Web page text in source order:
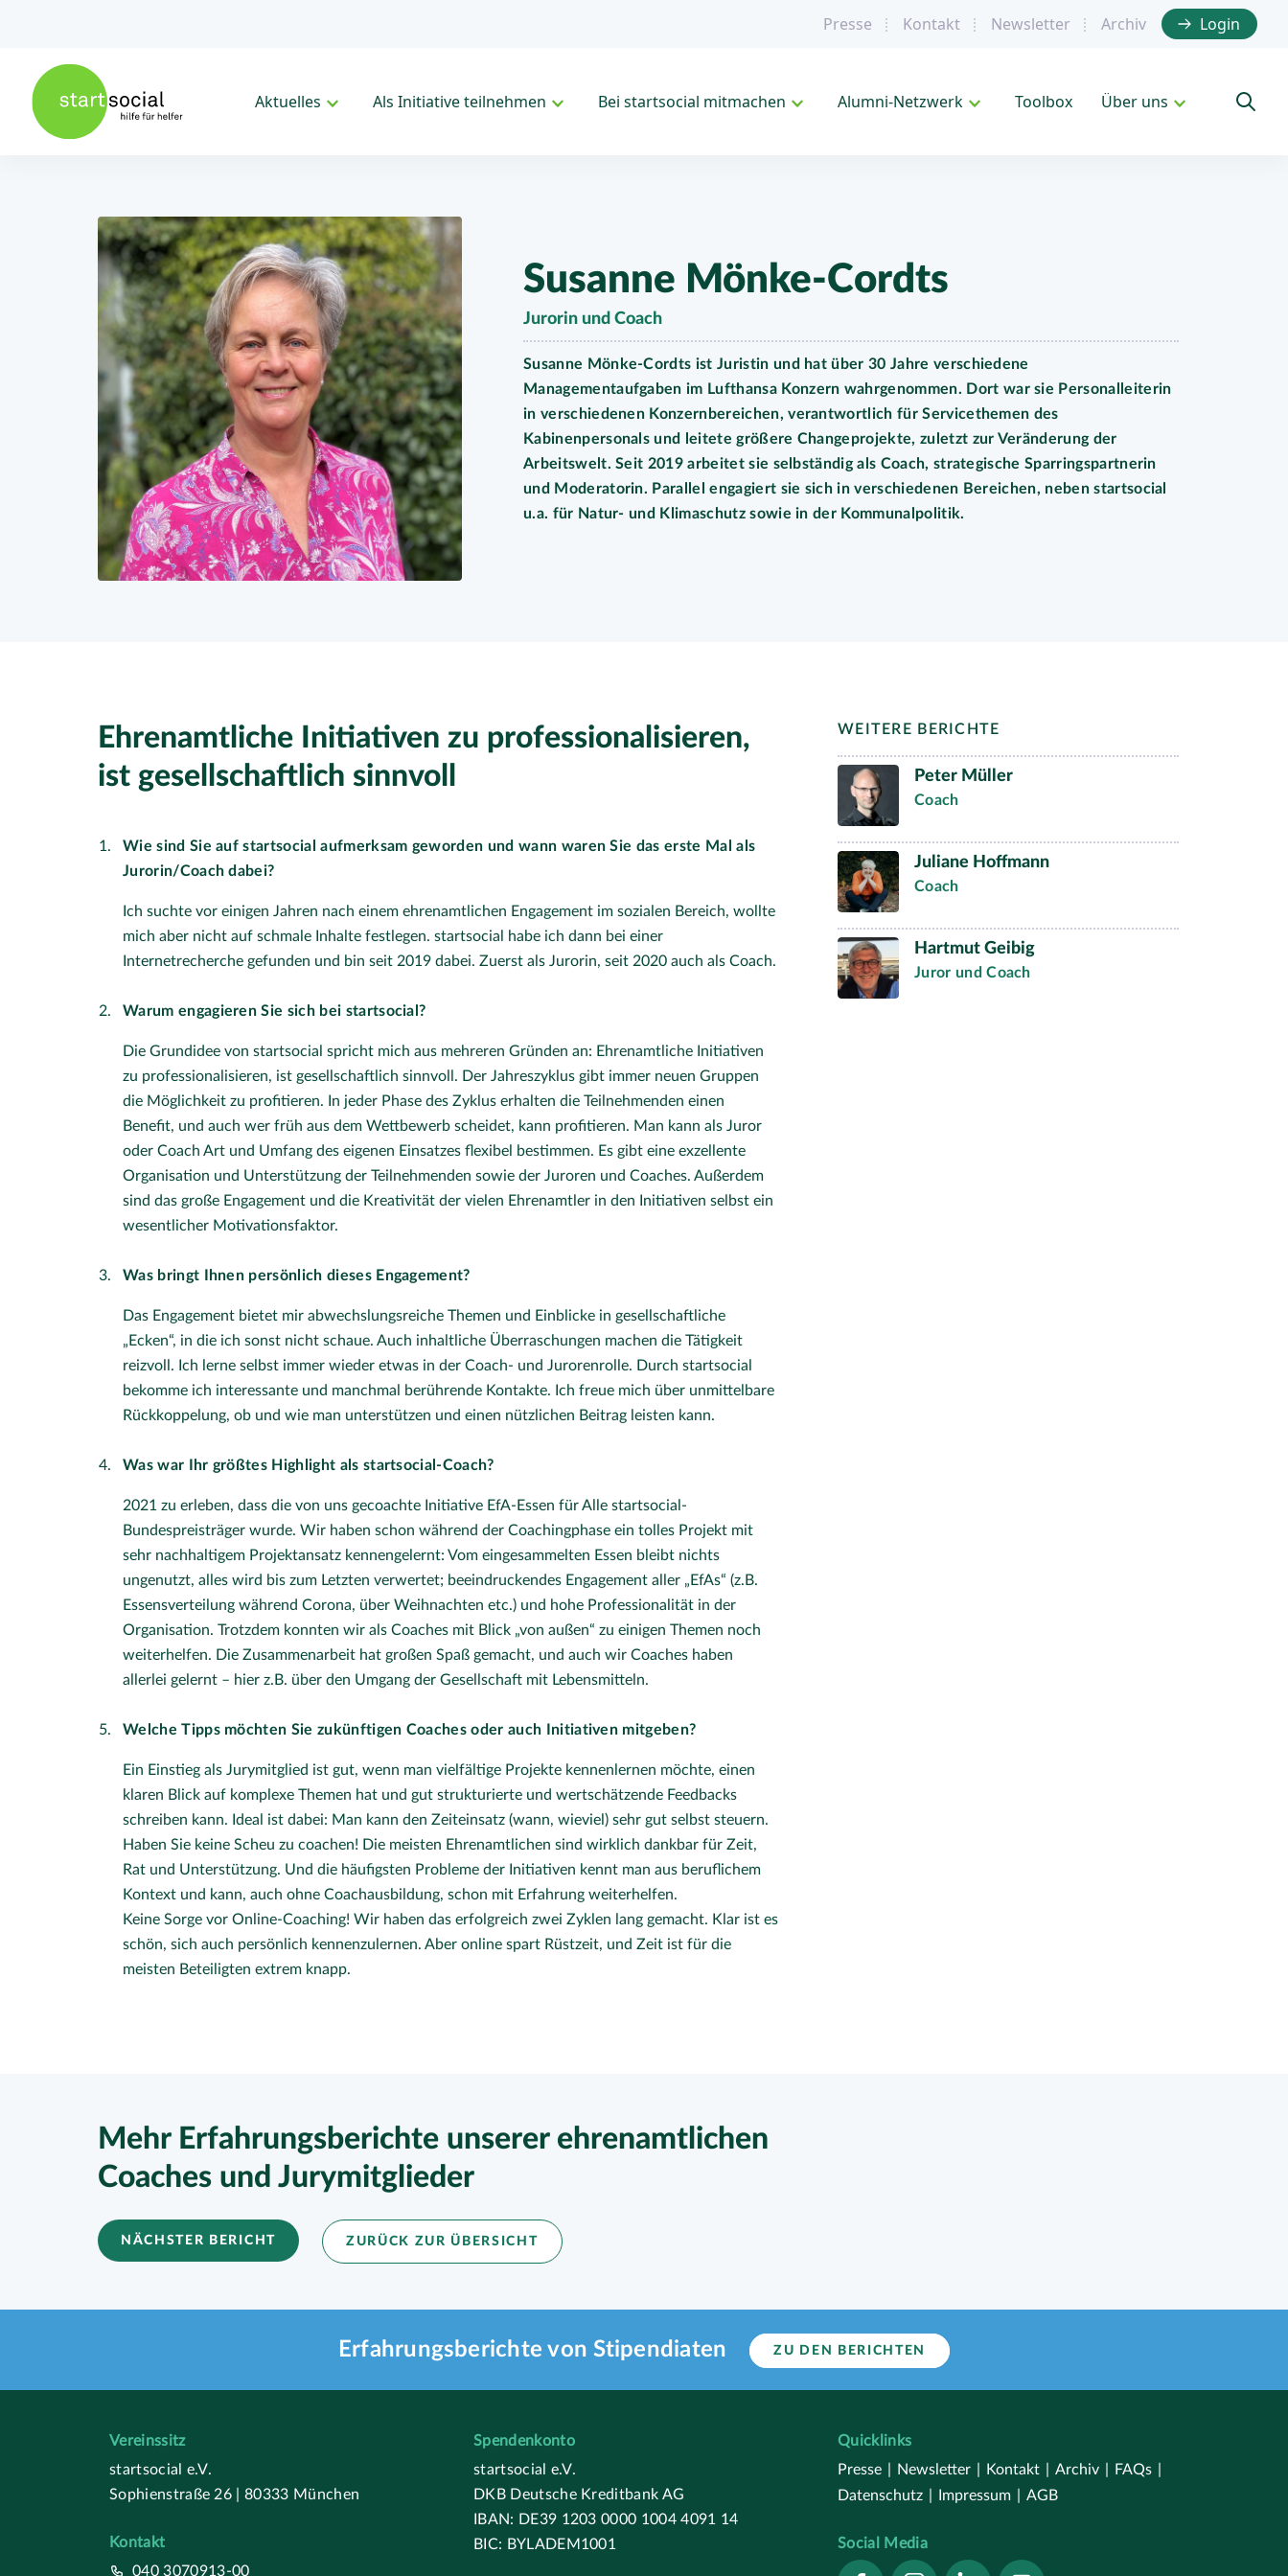
Presse Kontakt Newsletter Archiv Login
Aktuelles Als Initiative teilnehmen Bei startsocial mitmachen Alumni-Netzwerk Toolbox Über uns
Susanne Mönke-Cordts
Jurorin und Coach
Susanne Mönke-Cordts ist Juristin und hat über 30 Jahre verschiedene
Managementaufgaben im Lufthansa Konzern wahrgenommen. Dort war sie Personalleiterin
in verschiedenen Konzernbereichen, verantwortlich für Servicethemen des
Kabinenpersonals und leitete größere Changeprojekte, zuletzt zur Veränderung der
Arbeitswelt. Seit 2019 arbeitet sie selbständig als Coach, strategische Sparringspartnerin
und Moderatorin. Parallel engagiert sie sich in verschiedenen Bereichen, neben startsocial
u.a. für Natur- und Klimaschutz sowie in der Kommunalpolitik.
Ehrenamtliche Initiativen zu professionalisieren,
ist gesellschaftlich sinnvoll
Wie sind Sie auf startsocial aufmerksam geworden und wann waren Sie das erste Mal als
Jurorin/Coach dabei?
Ich suchte vor einigen Jahren nach einem ehrenamtlichen Engagement im sozialen Bereich, wollte
mich aber nicht auf schmale Inhalte festlegen. startsocial habe ich dann bei einer
Internetrecherche gefunden und bin seit 2019 dabei. Zuerst als Jurorin, seit 2020 auch als Coach.
Warum engagieren Sie sich bei startsocial?
Die Grundidee von startsocial spricht mich aus mehreren Gründen an: Ehrenamtliche Initiativen
zu professionalisieren, ist gesellschaftlich sinnvoll. Der Jahreszyklus gibt immer neuen Gruppen
die Möglichkeit zu profitieren. In jeder Phase des Zyklus erhalten die Teilnehmenden einen
Benefit, und auch wer früh aus dem Wettbewerb scheidet, kann profitieren. Man kann als Juror
oder Coach Art und Umfang des eigenen Einsatzes flexibel bestimmen. Es gibt eine exzellente
Organisation und Unterstützung der Teilnehmenden sowie der Juroren und Coaches. Außerdem
sind das große Engagement und die Kreativität der vielen Ehrenamtler in den Initiativen selbst ein
wesentlicher Motivationsfaktor.
Was bringt Ihnen persönlich dieses Engagement?
Das Engagement bietet mir abwechslungsreiche Themen und Einblicke in gesellschaftliche
„Ecken“, in die ich sonst nicht schaue. Auch inhaltliche Überraschungen machen die Tätigkeit
reizvoll. Ich lerne selbst immer wieder etwas in der Coach- und Jurorenrolle. Durch startsocial
bekomme ich interessante und manchmal berührende Kontakte. Ich freue mich über unmittelbare
Rückkoppelung, ob und wie man unterstützen und einen nützlichen Beitrag leisten kann.
Was war Ihr größtes Highlight als startsocial-Coach?
2021 zu erleben, dass die von uns gecoachte Initiative EfA-Essen für Alle startsocial-
Bundespreisträger wurde. Wir haben schon während der Coachingphase ein tolles Projekt mit
sehr nachhaltigem Projektansatz kennengelernt: Vom eingesammelten Essen bleibt nichts
ungenutzt, alles wird bis zum Letzten verwertet; beeindruckendes Engagement aller „EfAs“ (z.B.
Essensverteilung während Corona, über Weihnachten etc.) und hohe Professionalität in der
Organisation. Trotzdem konnten wir als Coaches mit Blick „von außen“ zu einigen Themen noch
weiterhelfen. Die Zusammenarbeit hat großen Spaß gemacht, und auch wir Coaches haben
allerlei gelernt – hier z.B. über den Umgang der Gesellschaft mit Lebensmitteln.
Welche Tipps möchten Sie zukünftigen Coaches oder auch Initiativen mitgeben?
Ein Einstieg als Jurymitglied ist gut, wenn man vielfältige Projekte kennenlernen möchte, einen
klaren Blick auf komplexe Themen hat und gut strukturierte und wertschätzende Feedbacks
schreiben kann. Ideal ist dabei: Man kann den Zeiteinsatz (wann, wieviel) sehr gut selbst steuern.
Haben Sie keine Scheu zu coachen! Die meisten Ehrenamtlichen sind wirklich dankbar für Zeit,
Rat und Unterstützung. Und die häufigsten Probleme der Initiativen kennt man aus beruflichem
Kontext und kann, auch ohne Coachausbildung, schon mit Erfahrung weiterhelfen.
Keine Sorge vor Online-Coaching! Wir haben das erfolgreich zwei Zyklen lang gemacht. Klar ist es
schön, sich auch persönlich kennenzulernen. Aber online spart Rüstzeit, und Zeit ist für die
meisten Beteiligten extrem knapp.
WEITERE BERICHTE
Peter Müller
Coach
Juliane Hoffmann
Coach
Hartmut Geibig
Juror und Coach
Mehr Erfahrungsberichte unserer ehrenamtlichen
Coaches und Jurymitglieder
NÄCHSTER BERICHT ZURÜCK ZUR ÜBERSICHT
Erfahrungsberichte von Stipendiaten ZU DEN BERICHTEN
Vereinssitz
startsocial e.V.
Sophienstraße 26 | 80333 München
Kontakt
040 3070913-00
Spendenkonto
startsocial e.V.
DKB Deutsche Kreditbank AG
IBAN: DE39 1203 0000 1004 4091 14
BIC: BYLADEM1001
Quicklinks
Presse
Newsletter Kontakt Archiv FAQs
Datenschutz
Impressum AGB
Social Media